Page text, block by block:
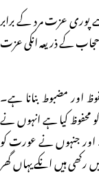
پوری عزت مرد کے برابر
کے ذریعہ انکی عزت
اور مضبوط بنانا ہے۔
محفوظ کیا ہے انہوں نے
اور جنہوں نے عورت کو
ہیں انکے یہاں گھر